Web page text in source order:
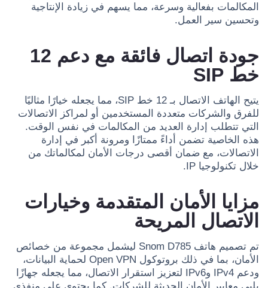
المكالمات بفعالية وسرعة، مما يسهم في زيادة الإنتاجية
وتحسين سير العمل.
جودة اتصال فائقة مع دعم 12
خط SIP
يتيح الهاتف الاتصال بـ 12 خط SIP، مما يجعله خيارًا مثاليًا
للفرق والشركات متعددة المستخدمين أو لمراكز الاتصالات
التي تتطلب إدارة العديد من المكالمات في نفس الوقت.
هذه الخاصية تضمن أداءً ممتازًا ومرونة أكبر في إدارة
الاتصالات، مع ضمان أقصى درجات الأمان لمكالماتك من
خلال تكنولوجيا IP.
مزايا الأمان المتقدمة وخيارات
الاتصال المريحة
تم تصميم هاتف Snom D785 ليشمل مجموعة من خصائص
الأمان، بما في ذلك بروتوكول Open VPN لحماية البيانات،
ودعم IPv4 وIPv6 لتعزيز استقرار الاتصال، مما يجعله جهازًا